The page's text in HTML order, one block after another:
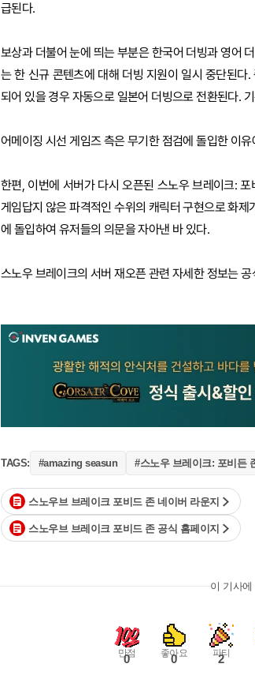
급된다.
보상과 더불어 눈에 띄는 부분은 한국어 더빙과 영어
는 한 신규 콘텐츠에 대해 더빙 지원이 일시 중단된
되어 있을 경우 자동으로 일본어 더빙으로 전환된다.
어메이징 시선 게임즈 측은 무기한 점검에 돌입한 이
한편, 이번에 서버가 다시 오픈된 스노우 브레이크:
게임답지 않은 파격적인 수위의 캐릭터 구현으로 화
에 돌입하여 유저들의 의문을 자아낸 바 있다.
스노우 브레이크의 서버 재오픈 관련 자세한 정보는
TAGS: #amazing seasun #스노우 브레이크: 포비든
스노우브 브레이크 포비드 존 네이버 라운지
스노우브 브레이크 포비드 존 공식 홈페이지
이 기사
만점
0 좋아요
0 파티
2